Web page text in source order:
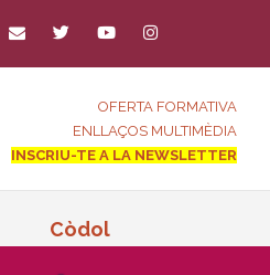
OFERTA FORMATIVA
ENLLAÇOS MULTIMÈDIA
INSCRIU-TE A LA NEWSLETTER
Còdol